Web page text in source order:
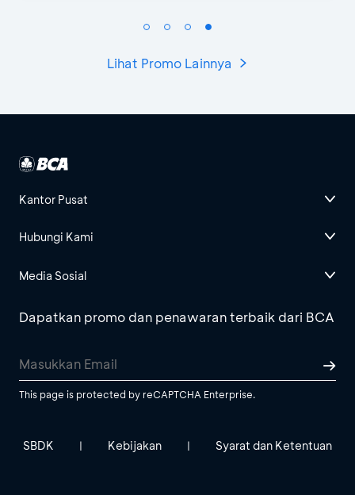
Lihat Promo Lainnya
Kantor Pusat
Hubungi Kami
Media Sosial
Dapatkan promo dan penawaran terbaik dari BCA
This page is protected by reCAPTCHA Enterprise.
SBDK | Kebijakan | Syarat dan Ketentuan